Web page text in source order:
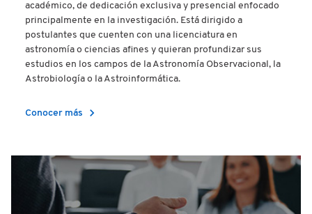
académico, de dedicación exclusiva y presencial enfocado
principalmente en la investigación. Está dirigido a
postulantes que cuenten con una licenciatura en
astronomía o ciencias afines y quieran profundizar sus
estudios en los campos de la Astronomía Observacional, la
Astrobiología o la Astroinformática.
Conocer más chevron_right